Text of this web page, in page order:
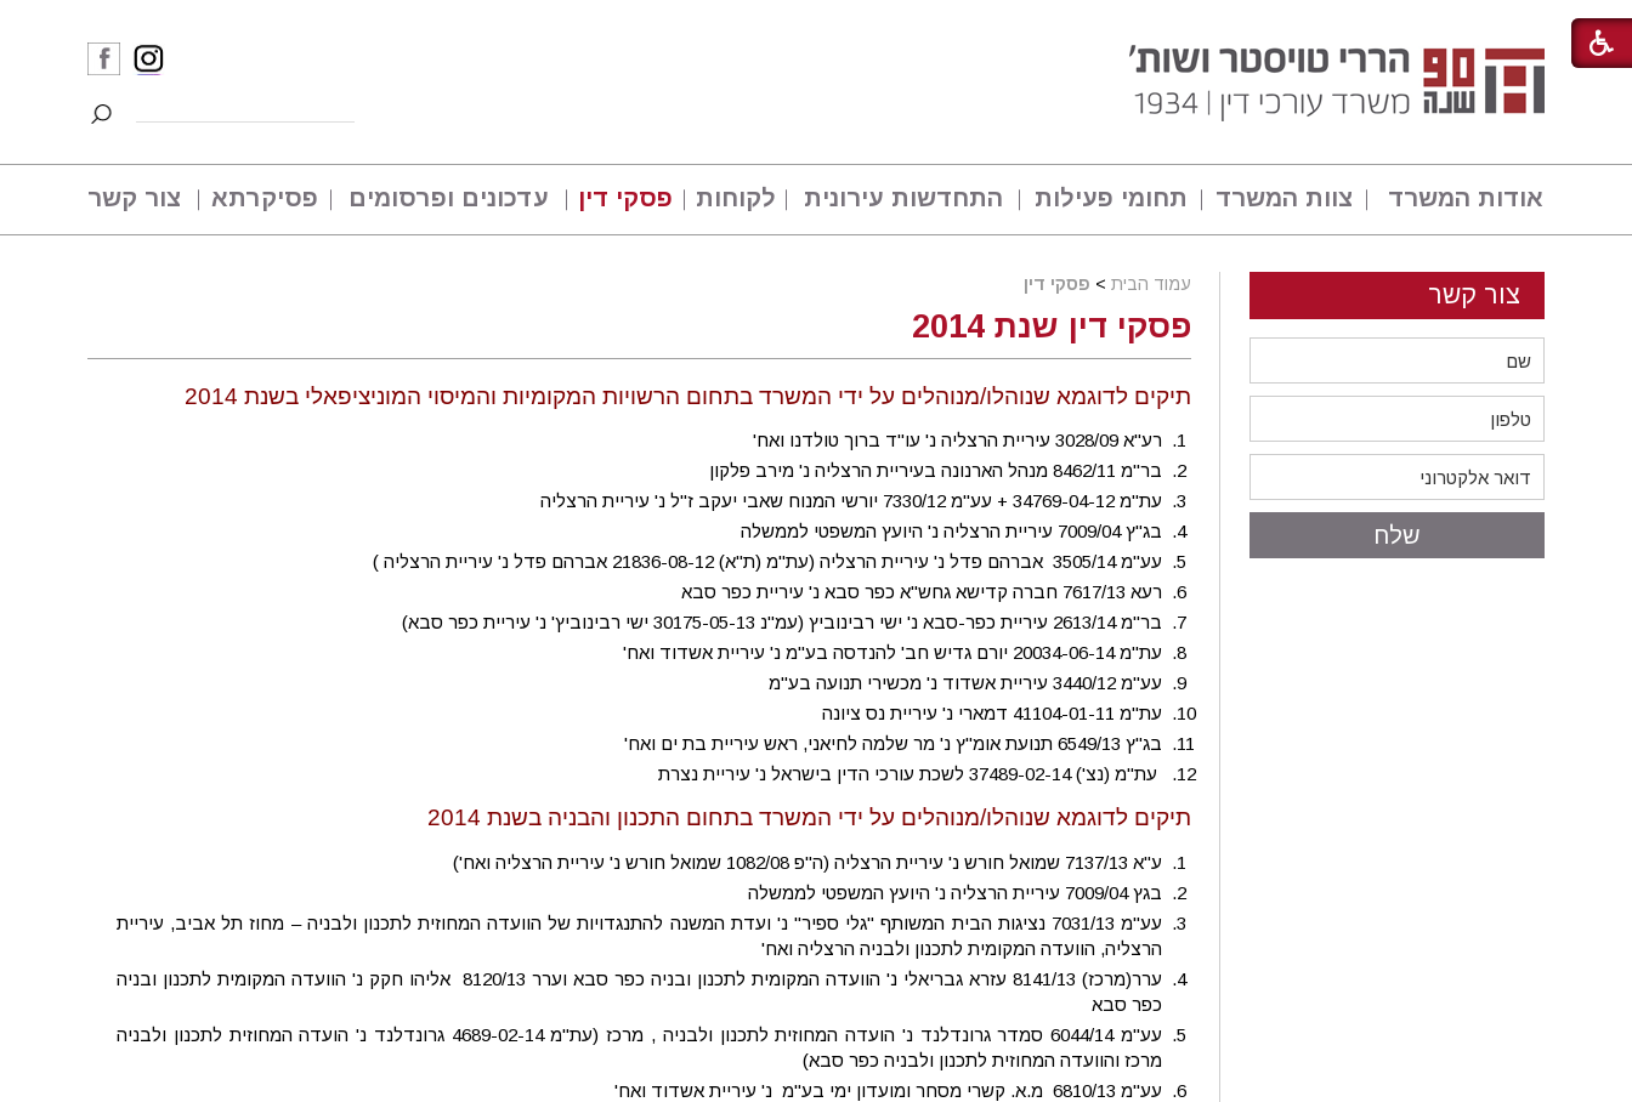
אודות המשרד צוות המשרד תחומי פעילות התחדשות עירונית לקוחות פסקי דין עדכונים ופרסומים פסיקרתא צור קשר
עמוד הבית > פסקי דין
פסקי דין שנת 2014
תיקים לדוגמא שנוהלו/מנוהלים על ידי המשרד בתחום הרשויות המקומיות והמיסוי המוניציפאלי בשנת 2014
רע"א 3028/09 עיריית הרצליה נ' עו"ד ברוך טולדנו ואח'
בר"מ 8462/11 מנהל הארנונה בעיריית הרצליה נ' מירב פלקון
עת"מ 34769-04-12 + עע"מ 7330/12 יורשי המנוח שאבי יעקב ז"ל נ' עיריית הרצליה
בג"ץ 7009/04 עיריית הרצליה נ' היועץ המשפטי לממשלה
עע"מ 3505/14 אברהם פדל נ' עיריית הרצליה (עת"מ (ת"א) 21836-08-12 אברהם פדל נ' עיריית הרצליה )
רעא 7617/13 חברה קדישא גחש"א כפר סבא נ' עיריית כפר סבא
בר"מ 2613/14 עיריית כפר-סבא נ' ישי רבינוביץ (עמ"נ 30175-05-13 ישי רבינוביץ' נ' עיריית כפר סבא)
עת"מ 20034-06-14 יורם גדיש חב' להנדסה בע"מ נ' עיריית אשדוד ואח'
עע"מ 3440/12 עיריית אשדוד נ' מכשירי תנועה בע"מ
עת"מ 41104-01-11 דמארי נ' עיריית נס ציונה
בג"ץ 6549/13 תנועת אומ"ץ נ' מר שלמה לחיאני, ראש עיריית בת ים ואח'
עת"מ (נצ') 37489-02-14 לשכת עורכי הדין בישראל נ' עיריית נצרת
תיקים לדוגמא שנוהלו/מנוהלים על ידי המשרד בתחום התכנון והבניה בשנת 2014
ע"א 7137/13 שמואל חורש נ' עיריית הרצליה (ה"פ 1082/08 שמואל חורש נ' עיריית הרצליה ואח')
בגץ 7009/04 עיריית הרצליה נ' היועץ המשפטי לממשלה
עע"מ 7031/13 נציגות הבית המשותף "גלי ספיר" נ' ועדת המשנה להתנגדויות של הוועדה המחוזית לתכנון ולבניה – מחוז תל אביב, עיריית
הרצליה, הוועדה המקומית לתכנון ולבניה הרצליה ואח'
ערר(מרכז) 8141/13 עזרא גבריאלי נ' הוועדה המקומית לתכנון ובניה כפר סבא וערר 8120/13 אליהו חקק נ' הוועדה המקומית לתכנון ובניה
כפר סבא
עע"מ 6044/14 סמדר גרונדלנד נ' הועדה המחוזית לתכנון ולבניה , מרכז (עת"מ 4689-02-14 גרונדלנד נ' הועדה המחוזית לתכנון ולבניה
מרכז והוועדה המחוזית לתכנון ולבניה כפר סבא)
עע"מ 6810/13 מ.א. קשרי מסחר ומועדון ימי בע"מ נ' עיריית אשדוד ואח'
צור קשר